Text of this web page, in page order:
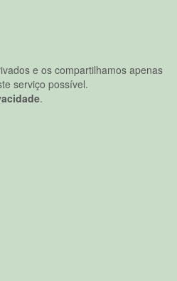
e os compartilhamos apenas
serviço possível.
.